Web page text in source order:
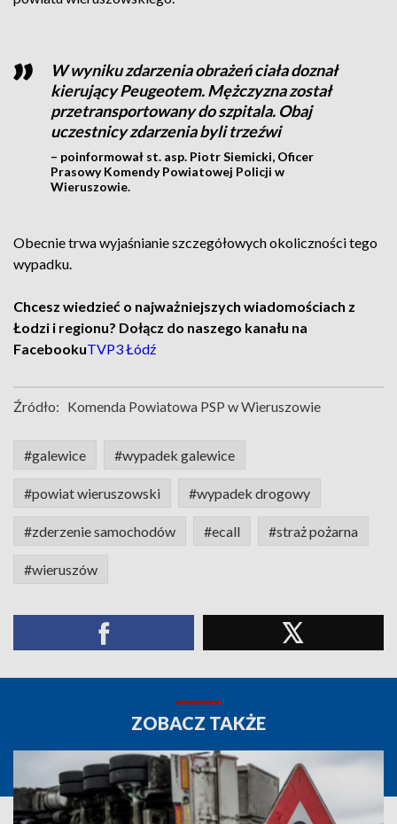
W wyniku zdarzenia obrażeń ciała doznał
kierujący Peugeotem. Mężczyzna został
przetransportowany do szpitala. Obaj
uczestnicy zdarzenia byli trzeźwi
– poinformował st. asp. Piotr Siemicki, Oficer
Prasowy Komendy Powiatowej Policji w
Wieruszowie.
Obecnie trwa wyjaśnianie szczegółowych okoliczności tego
wypadku.
Chcesz wiedzieć o najważniejszych wiadomościach z
Łodzi i regionu? Dołącz do naszego kanału na
FacebookuTVP3 Łódź
Źródło: Komenda Powiatowa PSP w Wieruszowie
#galewice #wypadek galewice
#powiat wieruszowski #wypadek drogowy
#zderzenie samochodów #ecall #straż pożarna
#wieruszów
ZOBACZ TAKŻE